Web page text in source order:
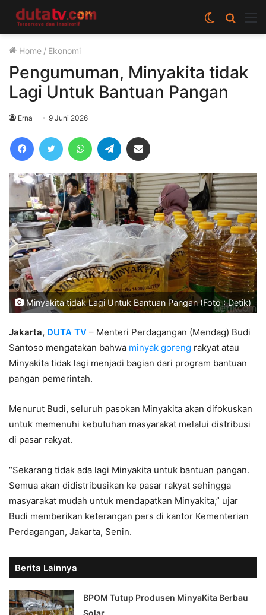
Cari
berita
Switch
skin
Home / Ekonomi
Pengumuman, Minyakita tidak
Lagi Untuk Bantuan Pangan
Erna 9 Juni 2026
FacebookTwitter WhatsAppTelegram
Minyakita tidak Lagi Untuk Bantuan Pangan (Foto : Detik)
Jakarta, DUTA TV – Menteri Perdagangan (Mendag) Budi
Santoso mengatakan bahwa minyak goreng rakyat atau
Minyakita tidak lagi menjadi bagian dari program bantuan
pangan pemerintah.
Menurut Budi, seluruh pasokan Minyakita akan difokuskan
untuk memenuhi kebutuhan masyarakat melalui distribusi
di pasar rakyat.
“Sekarang tidak ada lagi Minyakita untuk bantuan pangan.
Semua akan didistribusikan ke pasar rakyat sehingga
masyarakat mudah untuk mendapatkan Minyakita,” ujar
Budi memberikan keterangan pers di kantor Kementerian
Perdagangan, Jakarta, Senin.
Berita Lainnya
BPOM Tutup Produsen MinyaKita Berbau
Solar